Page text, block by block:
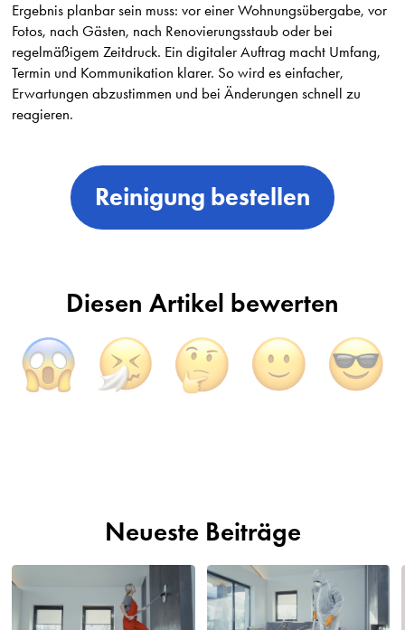
Ergebnis planbar sein muss: vor einer Wohnungsübergabe, vor
Fotos, nach Gästen, nach Renovierungsstaub oder bei
regelmäßigem Zeitdruck. Ein digitaler Auftrag macht Umfang,
Termin und Kommunikation klarer. So wird es einfacher,
Erwartungen abzustimmen und bei Änderungen schnell zu
reagieren.
Reinigung bestellen
Diesen Artikel bewerten
Neueste Beiträge